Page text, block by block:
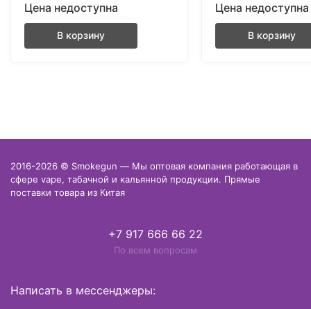
Цена недоступна
В корзину
Цена недоступна
В корзину
2016-2026 © Smokegun — Мы оптовая компания работающая в
сфере vape, табачной и кальянной продукции. Прямые
поставки товара из Китая
+7 917 666 66 22
По всем вопросам
Написать в мессенджеры: